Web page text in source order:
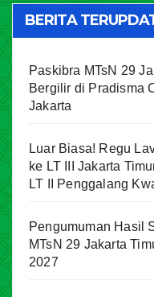
BERITA
Paskibra MTsN 29
Bergilir di Pradisma
Jakarta
Luar Biasa! Regu
ke LT III Jakarta
LT II Penggalang
Pengumuman Hasil
MTsN 29 Jakarta
2027